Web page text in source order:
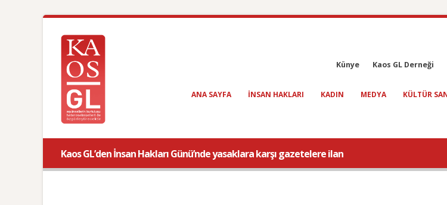
Künye Kaos GL Derneği
ANA SAYFA INSAN HAKLARI KADIN MEDYA KÜLTÜR
Kaos GL’den İnsan Hakları Günü’nde yasaklara karşı gazetelere ilan